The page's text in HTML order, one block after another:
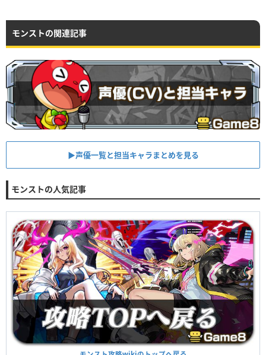
モンストの関連記事
▶︎声優一覧と担当キャラまとめを見る
モンストの人気記事